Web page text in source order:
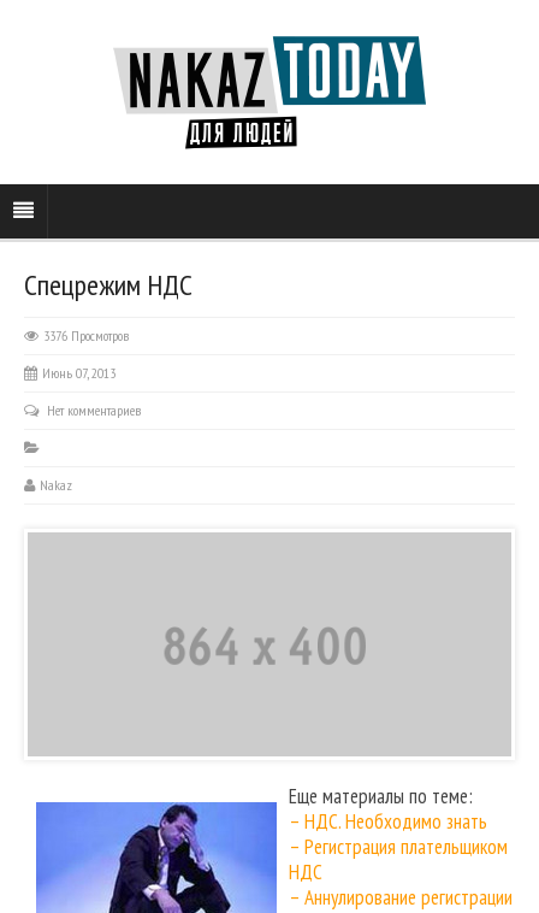
Спецрежим НДС
3376 Просмотров
Июнь 07, 2013
Нет комментариев
Nakaz
Еще материалы по теме:
– НДС. Необходимо знать
– Регистрация плательщиком
НДС
– Аннулирование регистрации